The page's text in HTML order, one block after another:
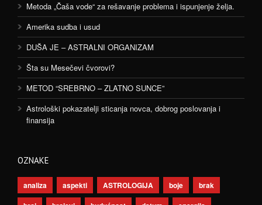
Metoda „Čaša vode“ za rešavanje problema i ispunjenje želja.
Amerika sudba i usud
DUŠA JE – ASTRALNI ORGANIZAM
Šta su Mesečevi čvorovi?
METOD “SREBRNO – ZLATNO SUNCE”
Astrološki pokazatelji sticanja novca, dobrog poslovanja i
finansija
OZNAKE
analiza aspekti ASTROLOGIJA boje
brak